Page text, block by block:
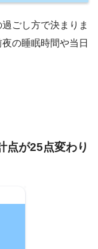
ごし方で決まりま
の睡眠時間や当日
点が25点変わり